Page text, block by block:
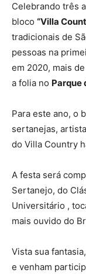
Celebrando três
bloco “Villa
tradicionais de
pessoas na
em 2020, mais
a folia no Parque
Para este ano, o
sertanejas,
do Villa Country
A festa será
Sertanejo, do
Universitário ,
mais ouvido do
Vista sua
e venham